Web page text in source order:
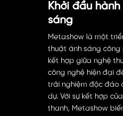
Khởi đầu
sáng
Metashow là một
thuật ánh sáng công
kết hợp giữa nghệ
công nghệ hiện đại
trải nghiệm độc đáo
dự. Với sự kết hợp
thanh, Metashow